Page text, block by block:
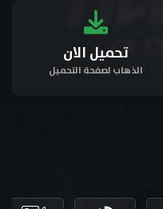
تحميل الان
الذهاب لصفحة التحميل